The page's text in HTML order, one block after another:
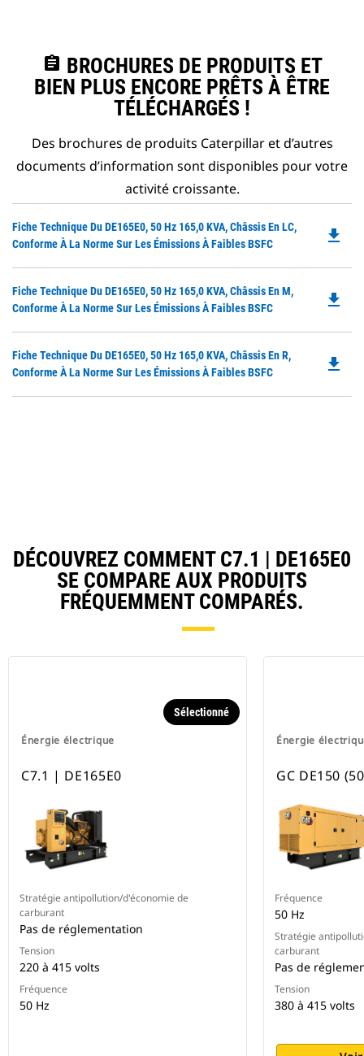
assignment BROCHURES DE PRODUITS ET
BIEN PLUS ENCORE PRÊTS À ÊTRE
TÉLÉCHARGÉS !
Des brochures de produits Caterpillar et d’autres
documents d’information sont disponibles pour votre
activité croissante.
Fiche Technique Du DE165E0, 50 Hz 165,0 KVA, Châssis En LC,
Conforme À La Norme Sur Les Émissions À Faibles BSFC
file_download
Fiche Technique Du DE165E0, 50 Hz 165,0 KVA, Châssis En M,
Conforme À La Norme Sur Les Émissions À Faibles BSFC
file_download
Fiche Technique Du DE165E0, 50 Hz 165,0 KVA, Châssis En R,
Conforme À La Norme Sur Les Émissions À Faibles BSFC
file_download
DÉCOUVREZ COMMENT C7.1 | DE165E0
SE COMPARE AUX PRODUITS
FRÉQUEMMENT COMPARÉS.
Énergie électrique
Sélectionné
C7.1 | DE165E0
Stratégie antipollution/d'économie de
carburant
Pas de réglementation
Tension
220 à 415 volts
Fréquence
50 Hz
Énergie
GC DE150
Fréquence
50 Hz
Stratégie
carburant
Pas de
Tension
380 à 415 volts